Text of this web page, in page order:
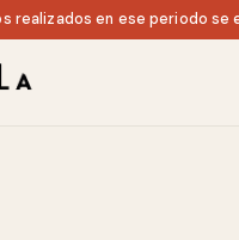
realizados en ese periodo se